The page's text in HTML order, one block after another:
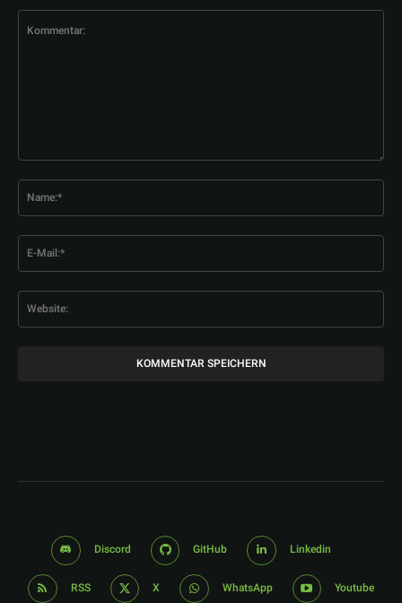
Discord GitHub Linkedin
RSS X WhatsApp Youtube